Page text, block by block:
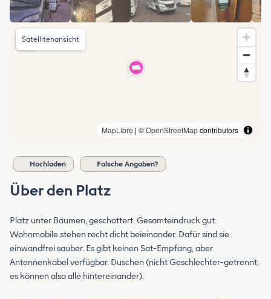
MapLibre | ©OpenStreetMapcontributors
Satellitenansicht
Hochladen Falsche Angaben?
Über den Platz
Platz unter Bäumen, geschottert. Gesamteindruck gut.
Wohnmobile stehen recht dicht beieinander. Dafür sind sie
einwandfrei sauber. Es gibt keinen Sat-Empfang, aber
Antennenkabel verfügbar. Duschen (nicht Geschlechter-getrennt,
es können also alle hintereinander).